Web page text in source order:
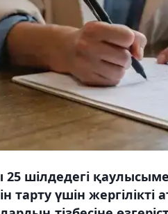
25 шілдедегі
тарту үшін